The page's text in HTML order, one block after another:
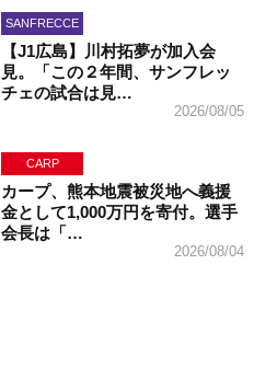
SANFRECCE
【J1広島】川村拓夢が加入会
見。「この２年間、サンフレッ
チェの試合は見…
2026/08/05
CARP
カープ、熊本地震被災地へ義援
金として1,000万円を寄付。選手
会長は「…
2026/08/04